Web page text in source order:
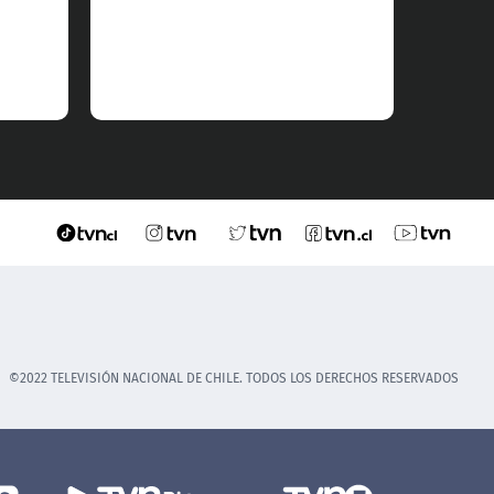
©2022 TELEVISIÓN NACIONAL DE CHILE. TODOS LOS DERECHOS RESERVADOS